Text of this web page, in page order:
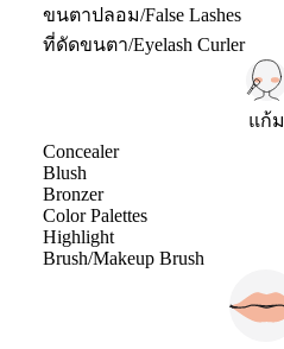
ขนตาปลอม/False Lashes
ที่ดัดขนตา/Eyelash Curler
แก้ม
Concealer
Blush
Bronzer
Color Palettes
Highlight
Brush/Makeup Brush